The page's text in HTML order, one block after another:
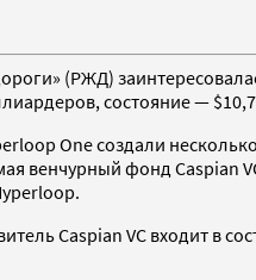
(РЖД)
состояние —
One создали
венчурный фонд
Caspian VC входит в